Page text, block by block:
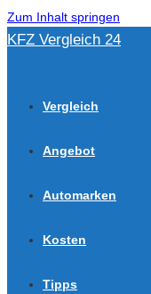
Zum Inhalt springen
KFZ Vergleich 24
Vergleich
Angebot
Automarken
Kosten
Tipps